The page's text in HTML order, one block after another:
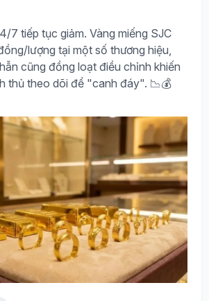
7 tiếp tục giảm. Vàng miếng SJC
lượng tại một số thương hiệu,
cũng đồng loạt điều chỉnh khiến
thủ theo dõi để "canh đáy". 📉💰